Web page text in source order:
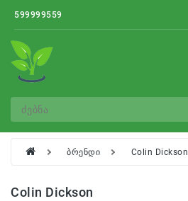
599999559
Category
Ხვიარა
Ფლორიბუნდა
Ჩაის
Შრაბი
ბრენდი Colin Dickson
Colin Dickson